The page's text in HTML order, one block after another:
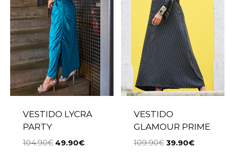
VESTIDO LYCRA
PARTY
104.90€ 49.90€
VESTIDO
GLAMOUR PRIME
109.90€ 39.90€